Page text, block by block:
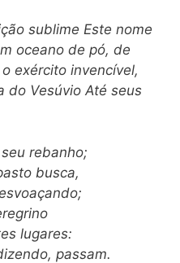
sublime Este nome
oceano de pó, de
exército invencível,
do Vesúvio Até seus
rebanho;
busca,
lugares:
passam.